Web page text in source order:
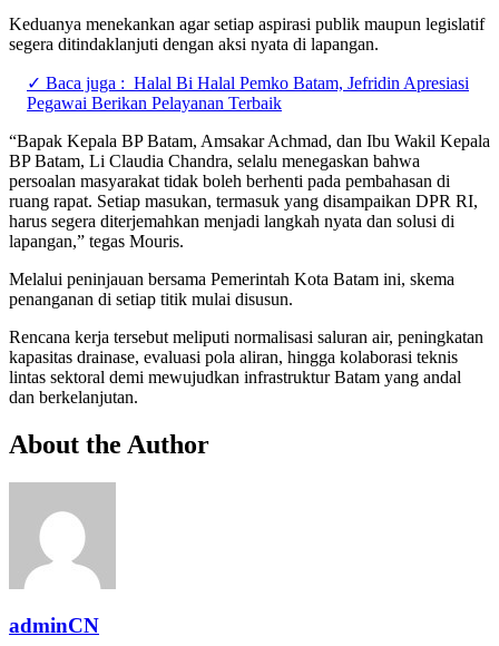
Keduanya menekankan agar setiap aspirasi publik maupun legislatif
segera ditindaklanjuti dengan aksi nyata di lapangan.
✓ Baca juga : Halal Bi Halal Pemko Batam, Jefridin Apresiasi
Pegawai Berikan Pelayanan Terbaik
“Bapak Kepala BP Batam, Amsakar Achmad, dan Ibu Wakil Kepala
BP Batam, Li Claudia Chandra, selalu menegaskan bahwa
persoalan masyarakat tidak boleh berhenti pada pembahasan di
ruang rapat. Setiap masukan, termasuk yang disampaikan DPR RI,
harus segera diterjemahkan menjadi langkah nyata dan solusi di
lapangan,” tegas Mouris.
Melalui peninjauan bersama Pemerintah Kota Batam ini, skema
penanganan di setiap titik mulai disusun.
Rencana kerja tersebut meliputi normalisasi saluran air, peningkatan
kapasitas drainase, evaluasi pola aliran, hingga kolaborasi teknis
lintas sektoral demi mewujudkan infrastruktur Batam yang andal
dan berkelanjutan.
About the Author
adminCN